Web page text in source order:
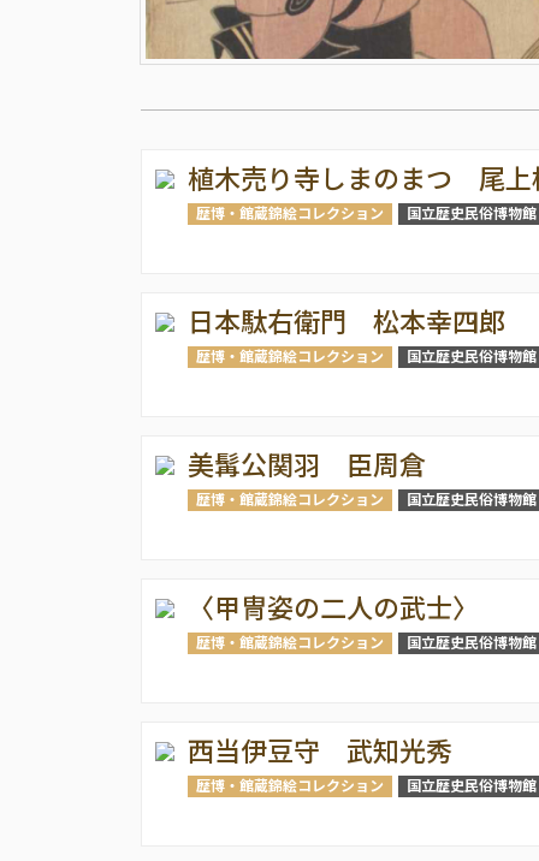
植木売り寺しまのまつ 尾
歴博・館蔵錦絵コレクション 国立歴史民俗博物館
日本駄右衛門 松本幸四郎
歴博・館蔵錦絵コレクション 国立歴史民俗博物館
美髯公関羽 臣周倉
歴博・館蔵錦絵コレクション 国立歴史民俗博物館
〈甲冑姿の二人の武士〉
歴博・館蔵錦絵コレクション 国立歴史民俗博物館
西当伊豆守 武知光秀
歴博・館蔵錦絵コレクション 国立歴史民俗博物館